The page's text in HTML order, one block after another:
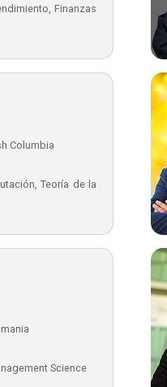
Finanzas
Columbia
Teoría de la
Science